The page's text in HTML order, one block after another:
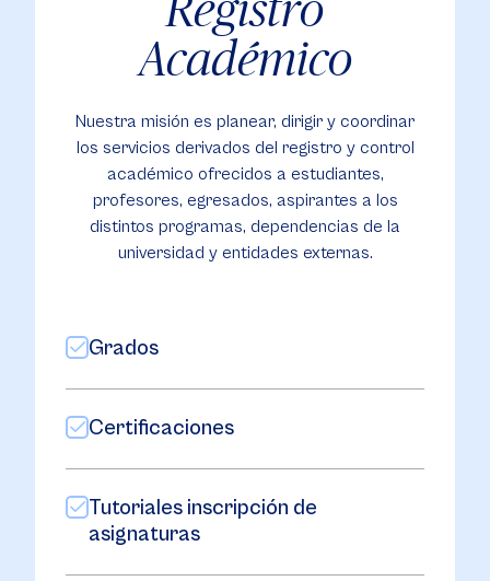
Académico
Nuestra misión es planear, dirigir y coordinar
los servicios derivados del registro y control
académico ofrecidos a estudiantes,
profesores, egresados, aspirantes a los
distintos programas, dependencias de la
universidad y entidades externas.
Grados
Certificaciones
Tutoriales inscripción de
asignaturas